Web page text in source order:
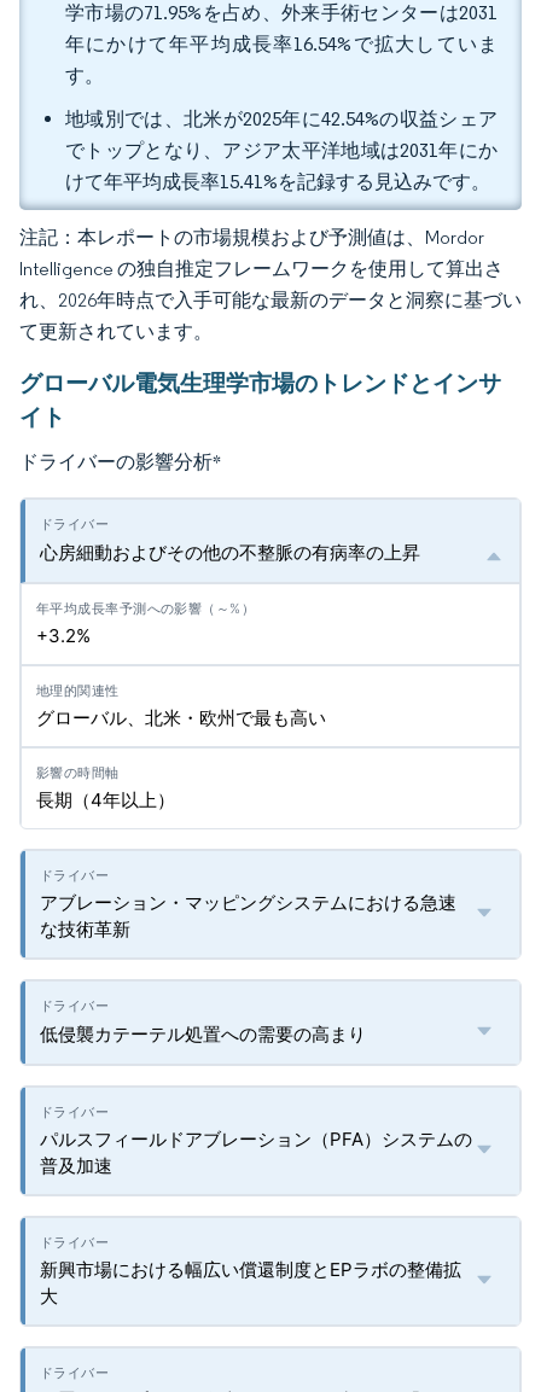
学市場の71.95%を占め、外来手術センターは2031
年にかけて年平均成長率16.54%で拡大していま
す。
地域別では、北米が2025年に42.54%の収益シェア
でトップとなり、アジア太平洋地域は2031年にか
けて年平均成長率15.41%を記録する見込みです。
注記：本レポートの市場規模および予測値は、Mordor
Intelligence の独自推定フレームワークを使用して算出さ
れ、2026年時点で入手可能な最新のデータと洞察に基づい
て更新されています。
グローバル電気生理学市場のトレンドとインサ
イト
ドライバーの影響分析*
心房細動およびその他の不整脈の有病率の上昇
+3.2%
グローバル、北米・欧州で最も高い
長期（4年以上）
アブレーション・マッピングシステムにおける急速
な技術革新
低侵襲カテーテル処置への需要の高まり
パルスフィールドアブレーション（PFA）システムの
普及加速
新興市場における幅広い償還制度とEPラボの整備拡
大